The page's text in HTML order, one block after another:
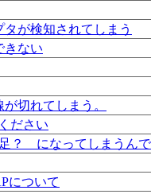
が検知されてしまう
きない
切れてしまう。
ださい
足？ になってしまうん
について